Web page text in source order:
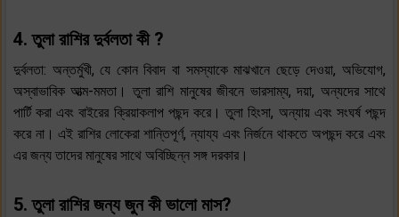
4. তুলা রাশির দুর্বলতা কী ?
দুর্বলতা: অন্তর্মুখী, যে কোন বিবাদ বা সমস্যাকে মাঝখানে ছেড়ে দেওয়া, অভিযোগ,
অস্বাভাবিক আত্ম-মমতা। তুলা রাশি মানুষের জীবনে ভারসাম্য, দয়া, অন্যদের সাথে
পার্টি করা এবং বাইরের ক্রিয়াকলাপ পছন্দ করে। তুলা হিংসা, অন্যায় এবং সংঘর্ষ পছন্দ
করে না। এই রাশির লোকেরা শান্তিপূর্ণ, ন্যায্য এবং নির্জনে থাকতে অপছন্দ করে এবং
এর জন্য তাদের মানুষের সাথে অবিচ্ছিন্ন সঙ্গ দরকার।
5. তুলা রাশির জন্য জুন কী ভালো মাস?